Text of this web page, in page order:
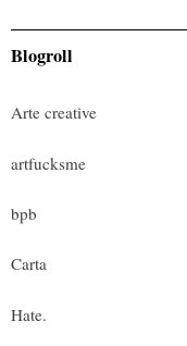
Blogroll
Arte creative
artfucksme
bpb
Carta
Hate.